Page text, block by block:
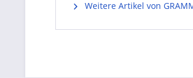
Weitere Artikel von